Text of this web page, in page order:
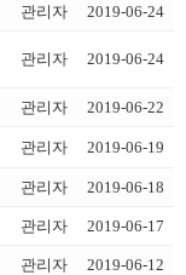
관리자 2019-06-24
관리자 2019-06-24
관리자 2019-06-22
관리자 2019-06-19
관리자 2019-06-18
관리자 2019-06-17
관리자 2019-06-12